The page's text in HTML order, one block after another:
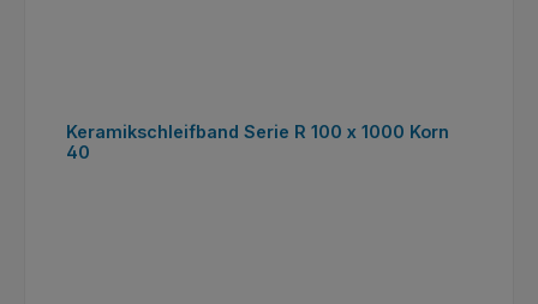
Keramikschleifband Serie R 100 x 1000 Korn
40